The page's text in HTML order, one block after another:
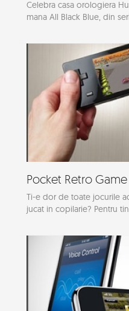
Celebra casa orologiera
mana All Black Blue, din
Pocket Retro
Ti-e dor de toate jocurile
jucat in copilarie? Pentru